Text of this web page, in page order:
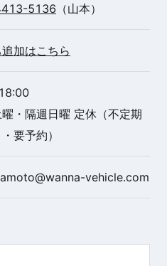
5136 （山本）
加はこちら
・隔週日曜 定休（不定期
要予約）
vehicle.com